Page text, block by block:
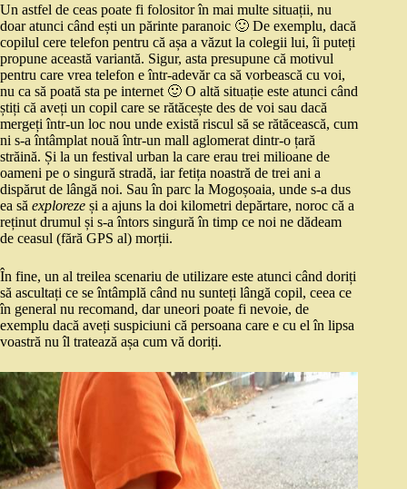
Un astfel de ceas poate fi folositor în mai multe situații, nu
doar atunci când ești un părinte paranoic 🙂 De exemplu, dacă
copilul cere telefon pentru că așa a văzut la colegii lui, îi puteți
propune această variantă. Sigur, asta presupune că motivul
pentru care vrea telefon e într-adevăr ca să vorbească cu voi,
nu ca să poată sta pe internet 🙂 O altă situație este atunci când
știți că aveți un copil care se rătăcește des de voi sau dacă
mergeți într-un loc nou unde există riscul să se rătăcească, cum
ni s-a întâmplat nouă într-un mall aglomerat dintr-o țară
străină. Și la un festival urban la care erau trei milioane de
oameni pe o singură stradă, iar fetița noastră de trei ani a
dispărut de lângă noi. Sau în parc la Mogoșoaia, unde s-a dus
ea să exploreze și a ajuns la doi kilometri depărtare, noroc că a
reținut drumul și s-a întors singură în timp ce noi ne dădeam
de ceasul (fără GPS al) morții.
În fine, un al treilea scenariu de utilizare este atunci când doriți
să ascultați ce se întâmplă când nu sunteți lângă copil, ceea ce
în general nu recomand, dar uneori poate fi nevoie, de
exemplu dacă aveți suspiciuni că persoana care e cu el în lipsa
voastră nu îl tratează așa cum vă doriți.